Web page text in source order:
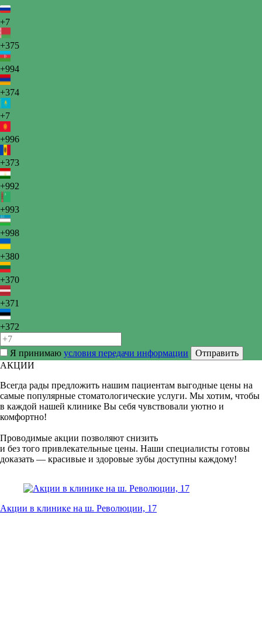
+7
+375
+994
+374
+7
+996
+373
+992
+993
+998
+380
+370
+371
+372
Я принимаю условия передачи информации
Отправить
АКЦИИ
Всегда рады предложить нашим пациентам выгодные цены на
самые популярные стоматологические услуги. Мы хотим, чтобы
в каждой нашей клинике Вы себя чувствовали уютно и
комфортно!
Проводимые акции позволяют снизить
и без того привлекательные цены. Наши специалисты готовы
доказать — красивые и здоровые зубы доступны каждому!
Акции в клинике на ш. Революции, 17